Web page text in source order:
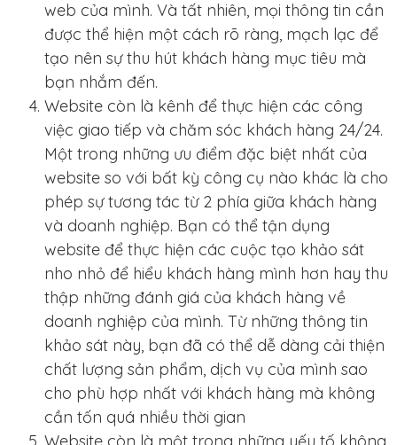
web của mình. Và tất nhiên, mọi thông tin cần
được thể hiện một cách rõ ràng, mạch lạc để
tạo nên sự thu hút khách hàng mục tiêu mà
bạn nhắm đến.
Website còn là kênh để thực hiện các công
việc giao tiếp và chăm sóc khách hàng 24/24.
Một trong những ưu điểm đặc biệt nhất của
website so với bất kỳ công cụ nào khác là cho
phép sự tương tác từ 2 phía giữa khách hàng
và doanh nghiệp. Bạn có thể tận dụng
website để thực hiện các cuộc tạo khảo sát
nho nhỏ để hiểu khách hàng mình hơn hay thu
thập những đánh giá của khách hàng về
doanh nghiệp của mình. Từ những thông tin
khảo sát này, bạn đã có thể dễ dàng cải thiện
chất lượng sản phẩm, dịch vụ của mình sao
cho phù hợp nhất với khách hàng mà không
cần tốn quá nhiều thời gian
Website còn là một trong những yếu tố không